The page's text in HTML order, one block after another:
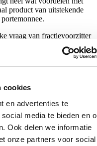
cookies
en advertenties te
media te bieden en
Ook delen we informatie
onze partners voor social
product van uitstekende
vraag van fractievoorzitter
evenementen in beheer van
tot nu toe gebruik
komt er nog